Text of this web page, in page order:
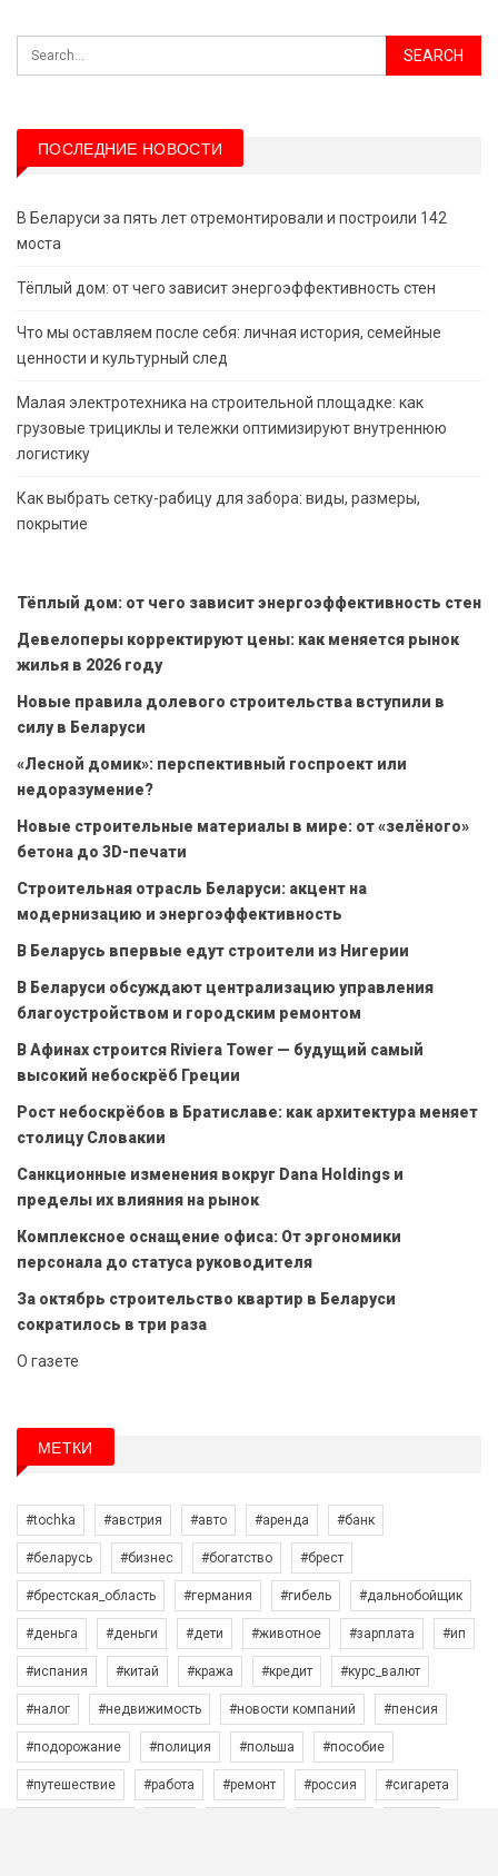
ПОСЛЕДНИЕ НОВОСТИ
В Беларуси за пять лет отремонтировали и построили 142
моста
Тёплый дом: от чего зависит энергоэффективность стен
Что мы оставляем после себя: личная история, семейные
ценности и культурный след
Малая электротехника на строительной площадке: как
грузовые трициклы и тележки оптимизируют внутреннюю
логистику
Как выбрать сетку-рабицу для забора: виды, размеры,
покрытие
Тёплый дом: от чего зависит энергоэффективность стен
Девелоперы корректируют цены: как меняется рынок
жилья в 2026 году
Новые правила долевого строительства вступили в
силу в Беларуси
«Лесной домик»: перспективный госпроект или
недоразумение?
Новые строительные материалы в мире: от «зелёного»
бетона до 3D-печати
Строительная отрасль Беларуси: акцент на
модернизацию и энергоэффективность
В Беларусь впервые едут строители из Нигерии
В Беларуси обсуждают централизацию управления
благоустройством и городским ремонтом
В Афинах строится Riviera Tower — будущий самый
высокий небоскрёб Греции
Рост небоскрёбов в Братиславе: как архитектура меняет
столицу Словакии
Санкционные изменения вокруг Dana Holdings и
пределы их влияния на рынок
Комплексное оснащение офиса: От эргономики
персонала до статуса руководителя
За октябрь строительство квартир в Беларуси
сократилось в три раза
О газете
МЕТКИ
#tochka #австрия #авто #аренда #банк
#беларусь #бизнес #богатство #брест
#брестская_область #германия #гибель #дальнобойщик
#деньга #деньги #дети #животное #зарплата #ип
#испания #китай #кража #кредит #курс_валют
#налог #недвижимость #новости компаний #пенсия
#подорожание #полиция #польша #пособие
#путешествие #работа #ремонт #россия #сигарета